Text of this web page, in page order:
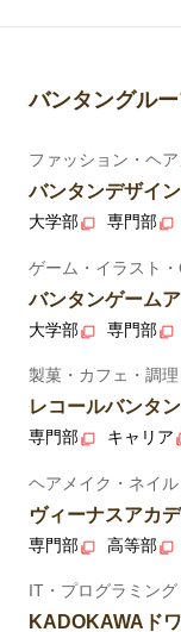
バンタングル
ファッション・ヘ
バンタンデザイ
大学部 専門部
ゲーム・イラスト
バンタンゲーム
大学部 専門部
製菓・カフェ・調
レコールバンタン
専門部 キャリア
ヘアメイク・ネイ
ヴィーナスアカ
専門部 高等部
IT・プログラミン
KADOKAWAド